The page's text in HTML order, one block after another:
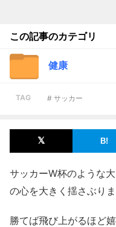
この記事のカテゴリ
健康
TAG # サッカー
サッカーW杯のような
の心を大きく揺さぶりま
勝てば飛び上がるほど